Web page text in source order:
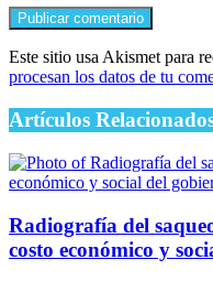
Este sitio usa Akismet para
procesan los datos de tu
Artículos
Radiografía del
costo económico y